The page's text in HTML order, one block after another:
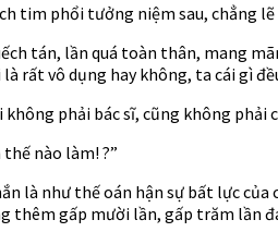
tim phổi tưởng niệm sau, chẳng
tán, lần quá toàn thân, mang
rất vô dụng hay không, ta cái gì
phải bác sĩ, cũng không phải
nào làm! ?”
là như thế oán hận sự bất lực
thêm gấp mười lần, gấp trăm lần